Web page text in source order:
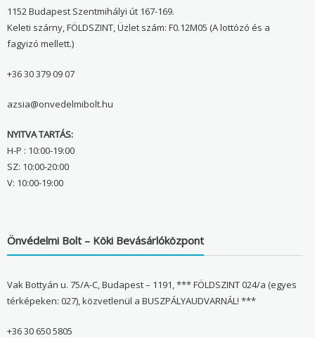
1152 Budapest Szentmihályi út 167-169.
Keleti szárny, FÖLDSZINT, Üzlet szám: F0.12M05 (A lottózó és a
fagyizó mellett.)
+36 30 379 09 07
azsia@onvedelmibolt.hu
NYITVA TARTÁS:
H-P : 10:00-19:00
SZ: 10:00-20:00
V: 10:00-19:00
Önvédelmi Bolt – Köki Bevásárlóközpont
Vak Bottyán u. 75/A-C, Budapest – 1191, *** FÖLDSZINT 024/a (egyes
térképeken: 027), közvetlenül a BUSZPÁLYAUDVARNÁL! ***
+36 30 650 5805